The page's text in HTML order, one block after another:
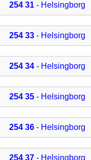
254 31 - Helsingborg
254 33 - Helsingborg
254 34 - Helsingborg
254 35 - Helsingborg
254 36 - Helsingborg
254 37 - Helsingborg